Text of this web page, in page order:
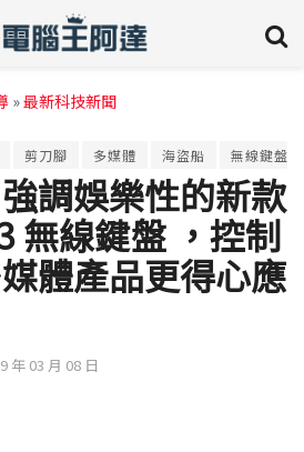
»最新科技新聞
剪刀腳 多媒體 海盜船 無線鍵盤
調娛樂性的新款
無線鍵盤 ，控制
體產品更得心應
年 03 月 08 日